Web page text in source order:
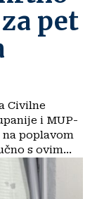
pet
Civilne
i MUP-
poplavom
s ovim...